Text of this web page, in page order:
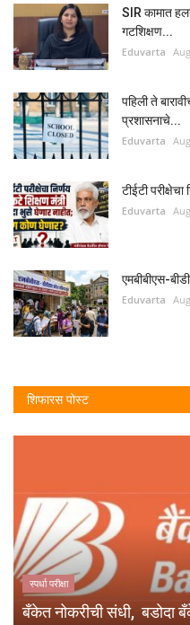
SIR कामात
गटशिक्षण...
Eduvarta
पहिली ते
प्रशासनाचे...
Eduvarta
टीईटी
Eduvarta
एमबीबीएस-
Eduvarta
शिफारस पोस्ट
स्पर्धा परीक्षा
बँकेत नोकरीची संधी, बडोदा